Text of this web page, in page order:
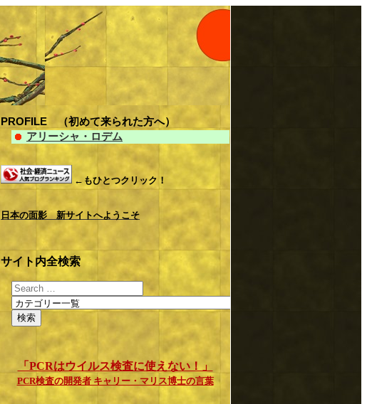
PROFILE （初めて来られた方へ）
アリーシャ・ロデム
←もひとつクリック！
日本の面影 新サイトへようこそ
サイト内全検索
「PCRはウイルス検査に使えない！」
PCR検査の開発者 キャリー・マリス博士の言葉